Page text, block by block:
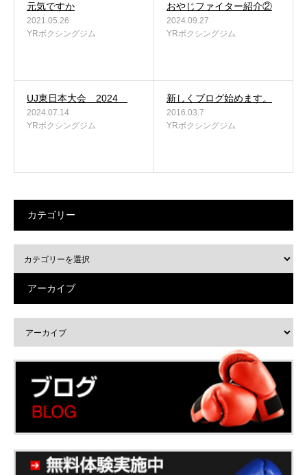
元気ですか
2021.05.26
YRボクシングジム
おやじファイター紹介②
2024.09.27
YRボクシングジム
UJ東日本大会 2024
2024.07.14
YRボクシングジム
新しくブログ始めます。
2016.03.7
YRボクシングジム
カテゴリー
アーカイブ